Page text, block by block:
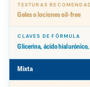
Geles o lociones oil-free
Glicerina, ácido
Mixta